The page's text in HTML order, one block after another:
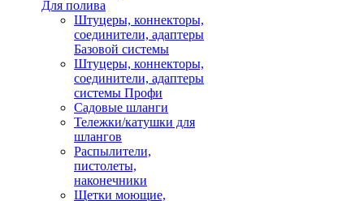
Для полива
Штуцеры, коннекторы,
соединители, адаптеры
Базовой системы
Штуцеры, коннекторы,
соединители, адаптеры
системы Профи
Садовые шланги
Тележки/катушки для
шлангов
Распылители,
пистолеты,
наконечники
Щетки моющие,